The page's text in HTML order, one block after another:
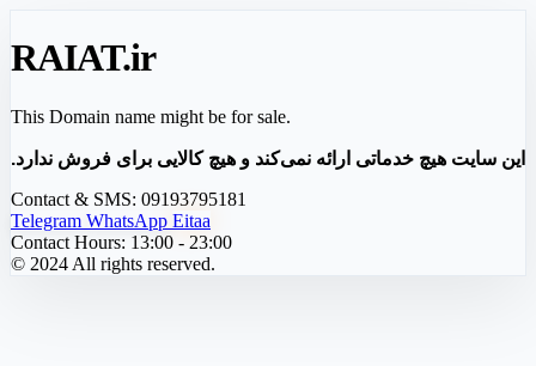
RAIAT.ir
This Domain name might be for sale.
این سایت هیچ خدماتی ارائه نمی‌کند و هیچ کالایی برای فروش ندارد.
Contact & SMS: 09193795181
Telegram WhatsApp Eitaa
Contact Hours: 13:00 - 23:00
© 2024 All rights reserved.